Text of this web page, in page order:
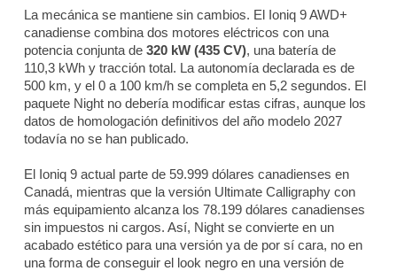
La mecánica se mantiene sin cambios. El Ioniq 9 AWD+
canadiense combina dos motores eléctricos con una
potencia conjunta de 320 kW (435 CV), una batería de
110,3 kWh y tracción total. La autonomía declarada es de
500 km, y el 0 a 100 km/h se completa en 5,2 segundos. El
paquete Night no debería modificar estas cifras, aunque los
datos de homologación definitivos del año modelo 2027
todavía no se han publicado.
El Ioniq 9 actual parte de 59.999 dólares canadienses en
Canadá, mientras que la versión Ultimate Calligraphy con
más equipamiento alcanza los 78.199 dólares canadienses
sin impuestos ni cargos. Así, Night se convierte en un
acabado estético para una versión ya de por sí cara, no en
una forma de conseguir el look negro en una versión de